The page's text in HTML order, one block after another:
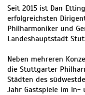
Seit 2015 ist Dan
erfolgreichsten
Philharmoniker und
Landeshauptstadt
Neben mehreren
die Stuttgarter
Städten des
Jahr Gastspiele im In-